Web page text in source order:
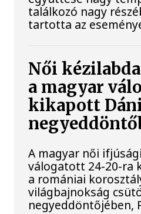
találkozó nagy
tartotta az
Női
a magyar
kikapott
A magyar női
válogatott 24-20-ra
a romániai
világbajnokság
negyeddöntőjében,